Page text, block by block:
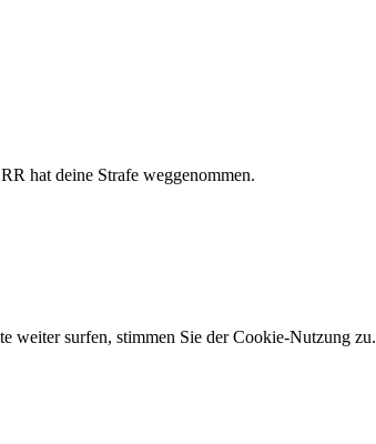
hat deine Strafe weggenommen.
weiter surfen, stimmen Sie der Cookie-Nutzung zu.